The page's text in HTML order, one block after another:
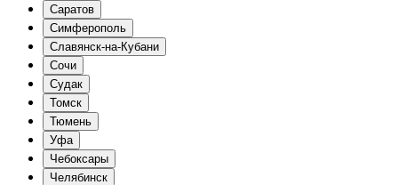
Саратов
Симферополь
Славянск-на-Кубани
Сочи
Судак
Томск
Тюмень
Уфа
Чебоксары
Челябинск